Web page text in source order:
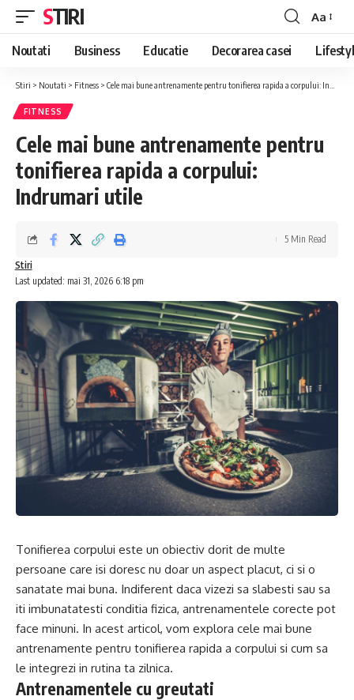
STIRI
Font
Resizer
Aa
Noutati Business Educatie Decorarea casei
Stiri > Noutati > Fitness > Cele mai bune antrenamente pentru tonifierea rapida a corpului: Indrumari utile
FITNESS
Cele mai bune antrenamente pentru
tonifierea rapida a corpului:
Indrumari utile
Last updated: mai 31, 2026 6:18 pm
Stiri
5 Min Read
Tonifierea corpului este un obiectiv dorit de multe
persoane care isi doresc nu doar un aspect placut, ci si o
sanatate mai buna. Indiferent daca vizezi sa slabesti sau sa
iti imbunatatesti conditia fizica, antrenamentele corecte pot
face minuni. In acest articol, vom explora cele mai bune
antrenamente pentru tonifierea rapida a corpului si cum sa
le integrezi in rutina ta zilnica.
Antrenamentele cu greutati